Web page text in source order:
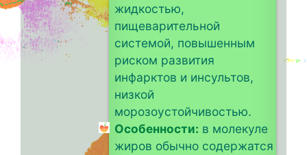
жидкостью,
пищеварительной
системой, повышенным
риском развития
инфарктов и инсультов,
низкой
морозоустойчивостью.
Особенности: в молекуле
жиров обычно содержатся